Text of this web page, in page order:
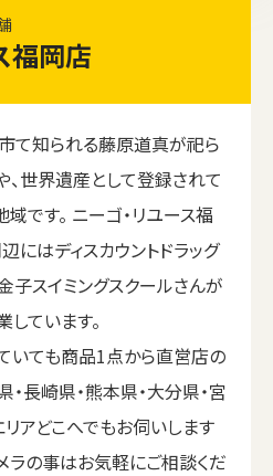
福岡店
て知られる藤原道真が祀ら
世界遺産として登録されて
です。 ニーゴ・リユース福
にはディスカウントドラッグ
子スイミングスクールさんが
ています。
いても商品1点から直営店の
・長崎県・熊本県・大分県・宮
アどこへでもお伺いします
ラの事はお気軽にご相談くだ